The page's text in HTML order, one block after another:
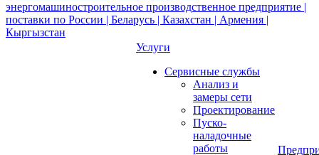
Услуги
Сервисные службы
Анализ и
замеры сети
Проектирование
Пуско-
наладочные
работы